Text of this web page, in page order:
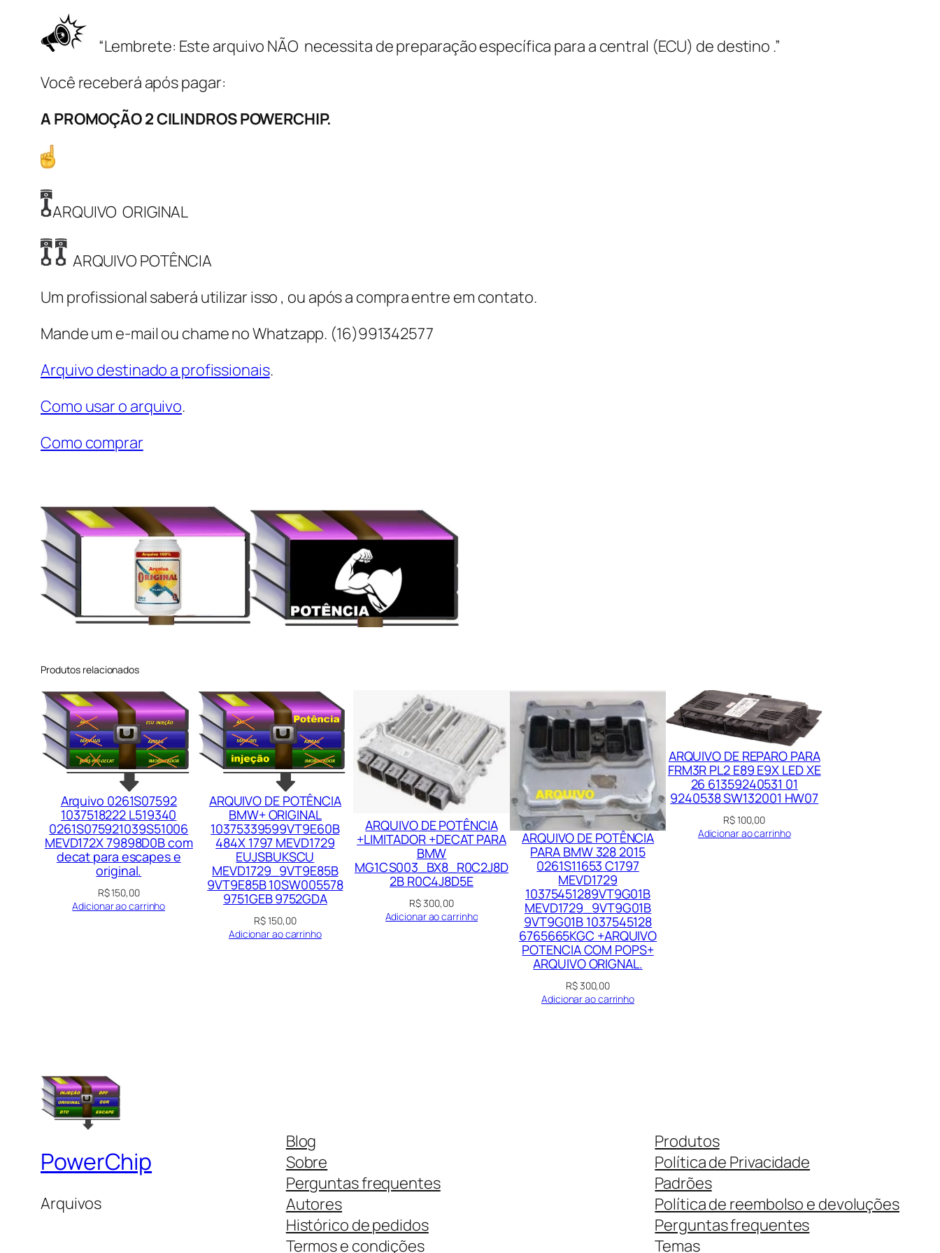
Q
A
1
8
H
P
E
V
D
E
V
D
1
7
9
E
U
J
S
2
_
9
“Lembrete: Este arquivo NÃO necessita de preparação específica para a central (ECU) de destino .”
Você receberá após pagar:
A PROMOÇÃO 2 CILINDROS POWERCHIP.
ARQUIVO ORIGINAL
ARQUIVO POTÊNCIA
Um profissional saberá utilizar isso , ou após a compra entre em contato.
Mande um e-mail ou chame no Whatzapp. (16)991342577
Arquivo destinado a profissionais.
Como usar o arquivo.
Como comprar
Produtos relacionados
Arquivo 0261S07592
1037518222 L519340
0261S075921039S51006
MEVD172X 79898D0B com
decat para escapes e
original.
R$150,00
Adicionar ao carrinho
ARQUIVO DE POTÊNCIA
BMW+ ORIGINAL
10375339599VT9E60B
484X 1797 MEVD1729
EUJSBUKSCU
MEVD1729_9VT9E85B
9VT9E85B 10SW005578
9751GEB 9752GDA
R$150,00
Adicionar ao carrinho
ARQUIVO DE POTÊNCIA
+LIMITADOR +DECAT PARA
BMW
MG1CS003_BX8_R0C2J8D
2B R0C4J8D5E
R$300,00
Adicionar ao carrinho
ARQUIVO DE POTÊNCIA
PARA BMW 328 2015
0261S11653 C1797
MEVD1729
10375451289VT9G01B
MEVD1729_9VT9G01B
9VT9G01B 1037545128
6765665KGC +ARQUIVO
POTENCIA COM POPS+
ARQUIVO ORIGNAL.
R$300,00
Adicionar ao carrinho
ARQUIVO DE REPARO PARA
FRM3R PL2 E89 E9X LED XE
26 61359240531 01
9240538 SW132001 HW07
R$100,00
Adicionar ao carrinho
PowerChip
Arquivos
Blog
Sobre
Perguntas frequentes
Autores
Histórico de pedidos
Termos e condições
Produtos
Política de Privacidade
Padrões
Política de reembolso e devoluções
Perguntas frequentes
Temas